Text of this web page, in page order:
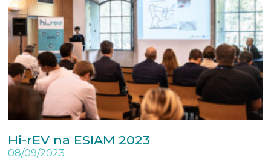
Hi-rEV na ESIAM 2023
08/09/2023